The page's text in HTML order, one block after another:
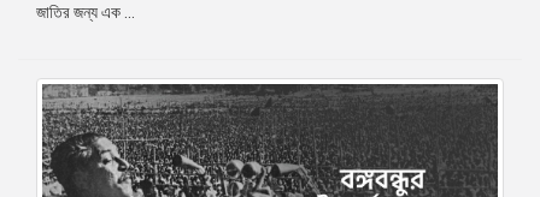
জাতির জন্য এক ...